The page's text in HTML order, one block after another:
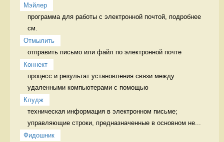
Мэйлер
программа для работы с электронной почтой, подробнее
см.
Отмылить
отправить письмо или файл по электронной почте
Коннект
процесс и результат установления связи между
удаленными компьютерами с помощью
Клудж
техническая информация в электронном письме;
управляющие строки, предназначенные в основном не...
Фидошник